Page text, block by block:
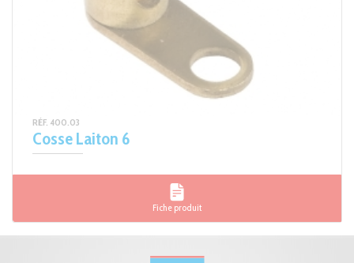
RÉF. 400.03
Cosse Laiton 6
Fiche produit